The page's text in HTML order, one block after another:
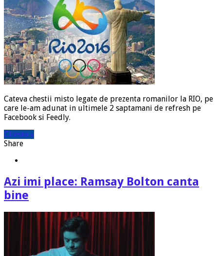
Cateva chestii misto legate de prezenta romanilor la RIO, pe
care le-am adunat in ultimele 2 saptamani de refresh pe
Facebook si Feedly.
Citeste »
Share
Azi imi place: Ramsay Bolton canta
bine